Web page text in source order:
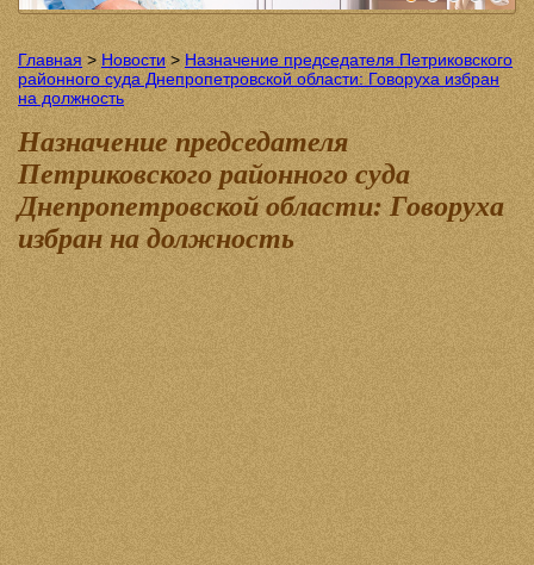
Главная > Новости>Назначение председателя Петриковского
районного суда Днепропетровской области: Говоруха избран
на должность
Назначение председателя
Петриковского районного суда
Днепропетровской области: Говоруха
избран на должность